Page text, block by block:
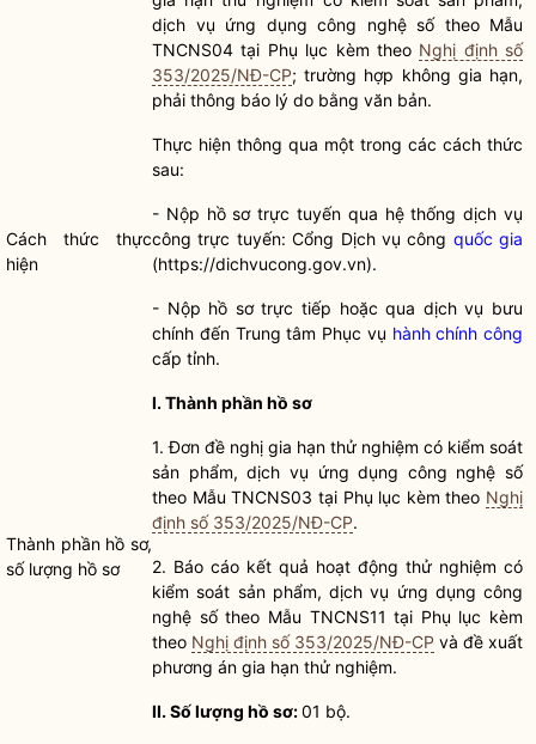
dịch vụ ứng dụng công nghệ số theo Mẫu
TNCNS04 tại Phụ lục kèm theo Nghị định số
353/2025/NĐ-CP; trường hợp không gia hạn,
phải thông báo lý do bằng văn bản.
Cách thức thực
hiện
Thực hiện thông qua một trong các cách thức
sau:
- Nộp hồ sơtrực tuyến qua hệ thống dịch vụ
công trực tuyến: Cổng Dịch vụ công quốc gia
(https://dichvucong.gov.vn).
- Nộp hồ sơtrực tiếp hoặc qua dịch vụ bưu
chính đến Trung tâm Phục vụ hành chính công
cấp tỉnh.
Thành phần hồ sơ,
số lượng hồ sơ
I. Thành phần hồ sơ
1. Đơn đề nghị gia hạn thử nghiệm có kiểm soát
sản phẩm, dịch vụ ứng dụng công nghệ số
theo Mẫu TNCNS03 tại Phụ lục kèm theo Nghị
định số 353/2025/NĐ-CP.
2. Báo cáo kết quả hoạt động thử nghiệm có
kiểm soát sản phẩm, dịch vụ ứng dụng công
nghệ số theo Mẫu TNCNS11 tại Phụ lục kèm
theo Nghị định số 353/2025/NĐ-CP và đề xuất
phương án gia hạn thử nghiệm.
II. Số lượng hồ sơ:01 bộ.